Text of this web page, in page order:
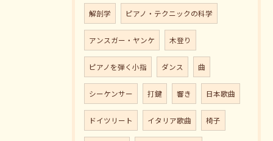
解剖学 ピアノ・テクニックの科学
アンスガー・ヤンケ 木登り
ピアノを弾く小指 ダンス 曲
シーケンサー 打鍵 響き 日本歌曲
ドイツリート イタリア歌曲 椅子